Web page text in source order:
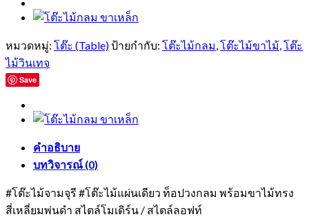
หมวดหมู่: โต๊ะ (Table)ป้ายกำกับ: โต๊ะไม้กลม,โต๊ะไม้ขาไม้,โต๊ะ
ไม้วินเทจ
Save
คำอธิบาย
บทวิจารณ์ (0)
#โต๊ะไม้จามจุรี #โต๊ะไม้แผ่นเดียว ท็อปวงกลม พร้อมขาไม้ทรง
สี่เหลี่ยมพ่นดำ สไตล์โมเดิร์น / สไตล์ลอฟท์